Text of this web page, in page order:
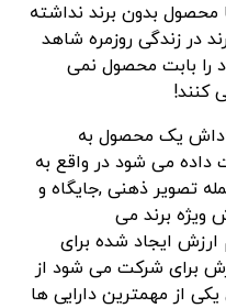
بدون برند نداشته
در زندگی روزمره شاهد
را بابت محصول نمی
کنند!
یک محصول به
می شود در واقع به
تصویر ذهنی ,جایگاه و
ویژه برند می
ارزش ایجاد شده برای
برای شرکت می شود از
از مهمترین دارایی ها